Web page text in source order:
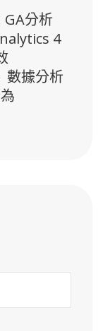
GA分析
4
數據分析